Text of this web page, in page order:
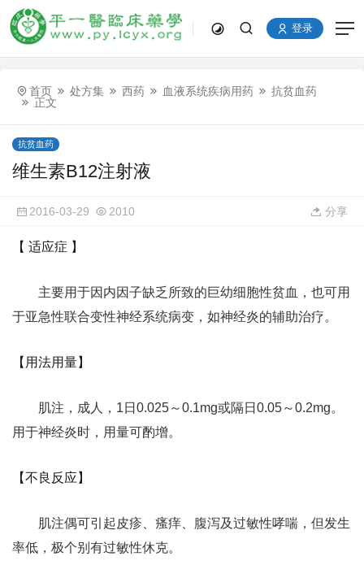
登录
首页 处方集 西药 血液系统疾病用药
抗贫血药
正文
抗贫血药
维生素B12注射液
2016-03-29 2010 分享
【 适应症 】
主要用于因内因子缺乏所致的巨幼细胞性贫血，也可用
于亚急性联合变性神经系统病变，如神经炎的辅助治疗。
【用法用量】
肌注，成人，1日0.025～0.1mg或隔日0.05～0.2mg。
用于神经炎时，用量可酌增。
【不良反应】
肌注偶可引起皮疹、瘙痒、腹泻及过敏性哮喘，但发生
率低，极个别有过敏性休克。